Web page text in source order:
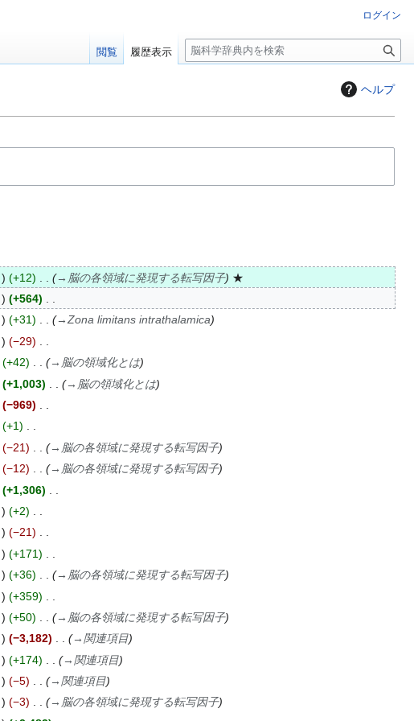
ヘルプ
+12 → 脳の各領域に発現する転写因子 ★
+564
+31 →Zona limitans intrathalamica
−29
+42 → 脳の領域化とは
+1,003 → 脳の領域化とは
−969
+1
−21 → 脳の各領域に発現する転写因子
−12 → 脳の各領域に発現する転写因子
+1,306
+2
−21
+171
+36 → 脳の各領域に発現する転写因子
+359
+50 → 脳の各領域に発現する転写因子
−3,182 →関連項目
+174 → 関連項目
−5 → 関連項目
−3 → 脳の各領域に発現する転写因子
ログイン
閲覧 履歴表示
検
索